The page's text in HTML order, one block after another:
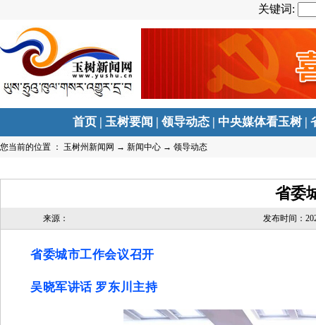
关键词:
首页 |玉树要闻 |领导动态 | 中央媒体看玉树 |
您当前的位置 ： 玉树州新闻网 → 新闻中心 → 领导动态
省委
来源： 发布时间：
省委城市工作会议召开
吴晓军讲话 罗东川主持